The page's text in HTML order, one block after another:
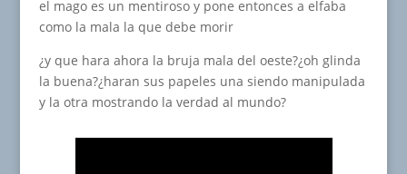
el mago es un mentiroso y pone entonces a elfaba
como la mala la que debe morir
¿y que hara ahora la bruja mala del oeste?¿oh glinda
la buena?¿haran sus papeles una siendo manipulada
y la otra mostrando la verdad al mundo?